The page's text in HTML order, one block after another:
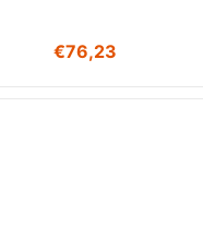
€76,23